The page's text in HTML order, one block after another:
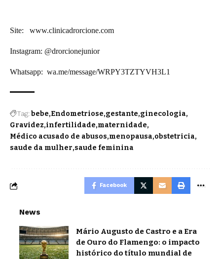
Site: www.clinicadrorcione.com
Instagram: @drorcionejunior
Whatsapp: wa.me/message/WRPY3TZTYVH3L1
Tag:bebe Endometriose gestante ginecologia
Gravidez infertilidade maternidade
Médico acusado de abusos menopausa obstetricia
saude da mulher saude feminina
Facebook
News
Mário Augusto de Castro e a Era
de Ouro do Flamengo: o impacto
histórico do título mundial de